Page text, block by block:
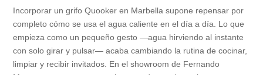
Incorporar un grifo Quooker en Marbella supone repensar por
completo cómo se usa el agua caliente en el día a día. Lo que
empieza como un pequeño gesto —agua hirviendo al instante
con solo girar y pulsar— acaba cambiando la rutina de cocinar,
limpiar y recibir invitados. En el showroom de Fernando